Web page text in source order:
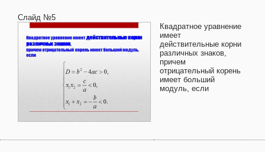
Слайд №5
Квадратное уравнение
имеет
действительные корни
различных знаков,
причем
отрицательный корень
имеет больший
модуль, если